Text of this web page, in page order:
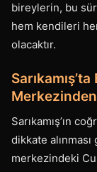
bireylerin, bu
hem kendileri
olacaktır.
Sarıkamış’ın
dikkate
merkezindeki